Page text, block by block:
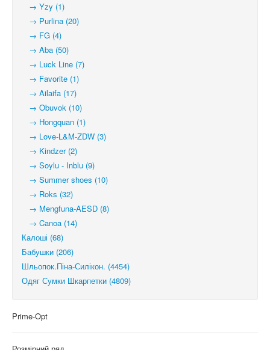
→ Yzy (1)
→ Purlina (20)
→ FG (4)
→ Aba (50)
→ Luck Line (7)
→ Favorite (1)
→ Ailaifa (17)
→ Obuvok (10)
→ Hongquan (1)
→ Love-L&M-ZDW (3)
→ Kindzer (2)
→ Soylu - Inblu (9)
→ Summer shoes (10)
→ Roks (32)
→ Mengfuna-AESD (8)
→ Canoa (14)
Калоші (68)
Бабушки (206)
Шльопок.Піна-Силікон. (4454)
Одяг Сумки Шкарпетки (4809)
Prime-Opt